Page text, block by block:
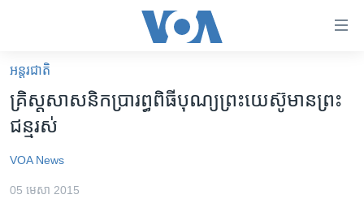
គេហទំព័រ​
ទាក់ទង
រំលង​
និង​
ទំព័រ​
អន្តរជាតិ
អន្តរជាតិ
គ្រិស្តសាសនិក​ប្រារព្ធ​ពិធី​បុណ្យ​ព្រះ​យេស៊ូ​មាន​ព្រះ​
ជន្ម​រស់​
VOA News
05 មេសា 2015